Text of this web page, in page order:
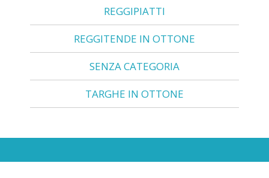
REGGIPIATTI
REGGITENDE IN OTTONE
SENZA CATEGORIA
TARGHE IN OTTONE